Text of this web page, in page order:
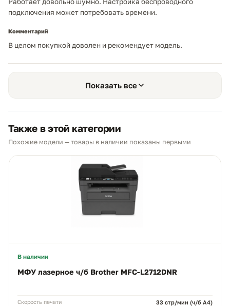
подключения может потребовать времени.
Комментарий
В целом покупкой доволен и рекомендует модель.
Показать все
Также в этой категории
Похожие модели — товары в наличии показаны первыми
В наличии
МФУ лазерное ч/б Brother MFC-L2712DNR
Скорость печати 33 стр/мин (ч/б А4)